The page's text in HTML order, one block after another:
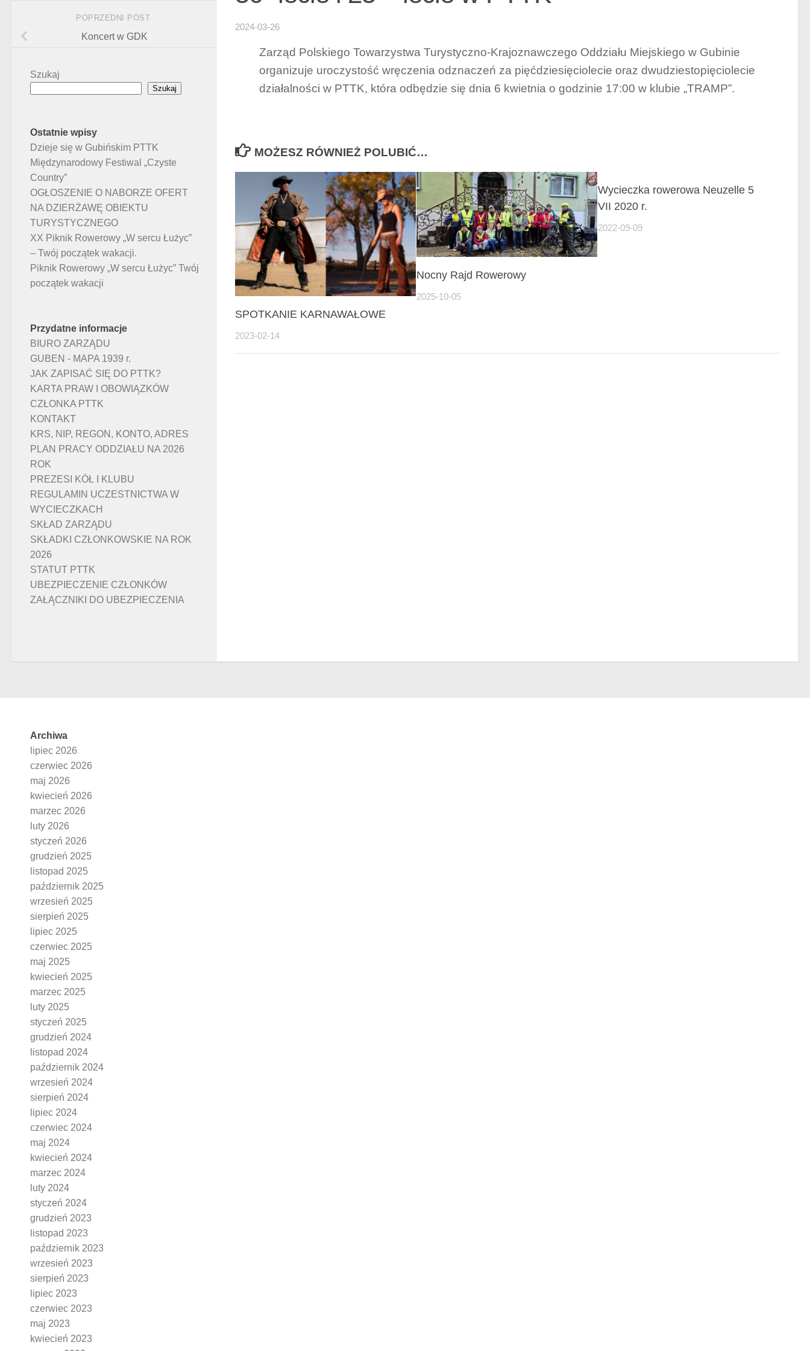
2024-03-26
Zarząd Polskiego Towarzystwa Turystyczno-Krajoznawczego Oddziału Miejskiego w Gubinie
organizuje uroczystość wręczenia odznaczeń za pięćdziesięciolecie oraz dwudziestopięciolecie
działalności w PTTK, która odbędzie się dnia 6 kwietnia o godzinie 17:00 w klubie „TRAMP”.
MOŻESZ RÓWNIEŻ POLUBIĆ…
SPOTKANIE KARNAWAŁOWE
2023-02-14
Nocny Rajd Rowerowy
2025-10-05
Wycieczka rowerowa Neuzelle 5
VII 2020 r.
2022-09-09
POPRZEDNI POST
Koncert w GDK
Szukaj
Szukaj
Ostatnie wpisy
Dzieje się w Gubińskim PTTK
Międzynarodowy Festiwal „Czyste
Country”
OGŁOSZENIE O NABORZE OFERT
NA DZIERŻAWĘ OBIEKTU
TURYSTYCZNEGO
XX Piknik Rowerowy „W sercu Łużyc”
– Twój początek wakacji.
Piknik Rowerowy „W sercu Łużyc” Twój
początek wakacji
Przydatne informacje
BIURO ZARZĄDU
GUBEN - MAPA 1939 r.
JAK ZAPISAĆ SIĘ DO PTTK?
KARTA PRAW I OBOWIĄZKÓW
CZŁONKA PTTK
KONTAKT
KRS, NIP, REGON, KONTO, ADRES
PLAN PRACY ODDZIAŁU NA 2026
ROK
PREZESI KÓŁ I KLUBU
REGULAMIN UCZESTNICTWA W
WYCIECZKACH
SKŁAD ZARZĄDU
SKŁADKI CZŁONKOWSKIE NA ROK
2026
STATUT PTTK
UBEZPIECZENIE CZŁONKÓW
ZAŁĄCZNIKI DO UBEZPIECZENIA
Archiwa
lipiec 2026
czerwiec 2026
maj 2026
kwiecień 2026
marzec 2026
luty 2026
styczeń 2026
grudzień 2025
listopad 2025
październik 2025
wrzesień 2025
sierpień 2025
lipiec 2025
czerwiec 2025
maj 2025
kwiecień 2025
marzec 2025
luty 2025
styczeń 2025
grudzień 2024
listopad 2024
październik 2024
wrzesień 2024
sierpień 2024
lipiec 2024
czerwiec 2024
maj 2024
kwiecień 2024
marzec 2024
luty 2024
styczeń 2024
grudzień 2023
listopad 2023
październik 2023
wrzesień 2023
sierpień 2023
lipiec 2023
czerwiec 2023
maj 2023
kwiecień 2023